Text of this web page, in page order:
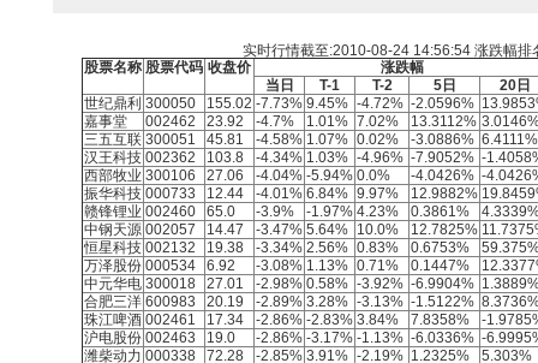
实时行情截至:2010-08-24 14:56:54 涨跌幅排
股票名称 股票代码 收盘价
涨跌幅
当日
T-1 T-2 5日
20日
世纪鼎利 300050 155.02 -7.73% 9.45% -4.72% -2.0596%
嘉事堂
002462 23.92 -4.7% 1.01% 7.02% 13.3112%
三五互联 300051 45.81 -4.58% 1.07% 0.02% -3.0886% 6.4111%
汉王科技 002362 103.8 -4.34% 1.03% -4.96% -7.9052% -
西部牧业 300106 27.06 -4.04% -5.94% 0.0% -4.0426% -
振华科技 000733 12.44 -4.01% 6.84% 9.97% 12.9882%
赣锋锂业 002460 65.0 -3.9% -1.97% 4.23% 0.3861%
中钢天源 002057 14.47 -3.47% 5.64% 10.0% 12.7825%
恒星科技 002132 19.38 -3.34% 2.56% 0.83% 0.6753%
万泽股份 000534 6.92 -3.08% 1.13% 0.71% 0.1447%
中元华电 300018 27.01 -2.98% 0.58% -3.92% -6.9904%
合肥三洋 600983 20.19 -2.89% 3.28% -3.13% -1.5122%
珠江啤酒 002461 17.34 -2.86% -2.83% 3.84% 7.8358%
-
沪电股份 002463 19.0 -2.86% -3.17% -1.13% -6.0336% -
潍柴动力 000338 72.28 -2.85% 3.91% -2.19% 1.2325%
5.303%